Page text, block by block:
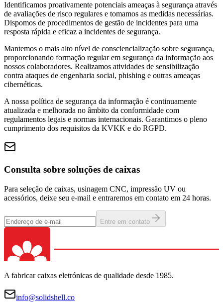
Identificamos proativamente potenciais ameaças à segurança através
de avaliações de risco regulares e tomamos as medidas necessárias.
Dispomos de procedimentos de gestão de incidentes para uma
resposta rápida e eficaz a incidentes de segurança.
Mantemos o mais alto nível de consciencialização sobre segurança,
proporcionando formação regular em segurança da informação aos
nossos colaboradores. Realizamos atividades de sensibilização
contra ataques de engenharia social, phishing e outras ameaças
cibernéticas.
A nossa política de segurança da informação é continuamente
atualizada e melhorada no âmbito da conformidade com
regulamentos legais e normas internacionais. Garantimos o pleno
cumprimento dos requisitos da KVKK e do RGPD.
Consulta sobre soluções de caixas
Para seleção de caixas, usinagem CNC, impressão UV ou
acessórios, deixe seu e-mail e entraremos em contato em 24 horas.
Entre em contato
A fabricar caixas eletrónicas de qualidade desde 1985.
info@solidshell.co